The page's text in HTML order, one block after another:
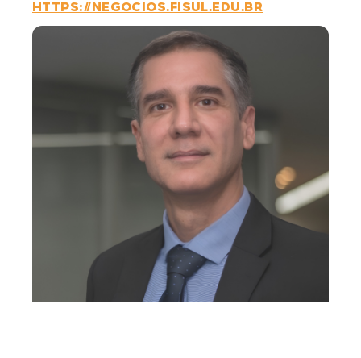
HTTPS://NEGOCIOS.FISUL.EDU.BR